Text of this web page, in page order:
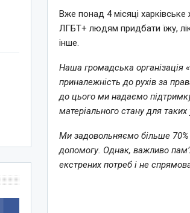
Вже понад 4 місяці
ЛГБТ+ людям придбати їжу,
інше.
Наша громадська організація
приналежність до рухів за
до цього ми надаємо підтримку
матеріального стану для
Ми задовольняємо більше
допомогу. Однак, важливо
екстрених потреб і не